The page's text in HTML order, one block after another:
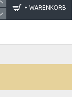
+ WARENKORB